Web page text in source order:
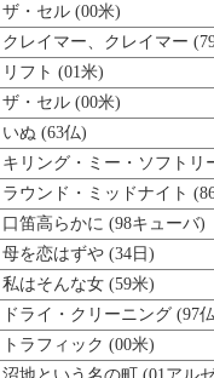
ザ・セル (00米)
クレイマー、クレイマー
リフト (01米)
ザ・セル (00米)
いぬ (63仏)
キリング・ミー・ソフトリ
ラウンド・ミッドナイト
口笛高らかに (98キューバ)
母を恋はずや (34日)
私はそんな女 (59米)
ドライ・クリーニング (97
トラフィック (00米)
沼地という名の町 (01アル